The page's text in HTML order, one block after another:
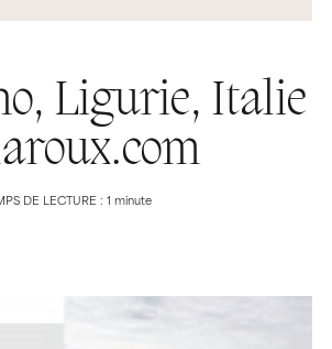
Ligurie, Italie
DE LECTURE : 1 minute